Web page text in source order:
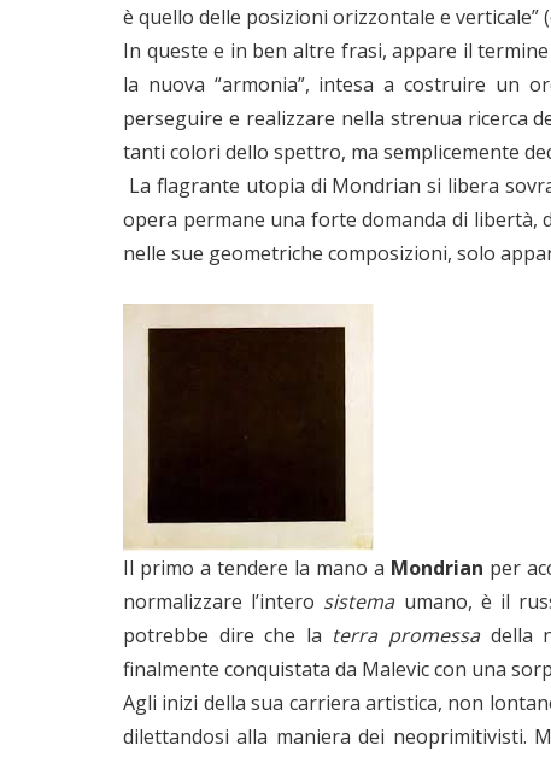
è quello delle posizioni orizzontale e verticale”
In queste e in ben altre frasi, appare il
la nuova “armonia”, intesa a costruire un
perseguire e realizzare nella strenua ricerca
tanti colori dello spettro, ma semplicemente
La flagrante utopia di Mondrian si libera
opera permane una forte domanda di libertà,
nelle sue geometriche composizioni, solo
Il primo a tendere la mano a Mondrian per
normalizzare l’intero sistemaumano, è il
potrebbe dire che la terra promessadella
finalmente conquistata da Malevic con una
Agli inizi della sua carriera artistica, non
dilettandosi alla maniera dei neoprimitivisti.